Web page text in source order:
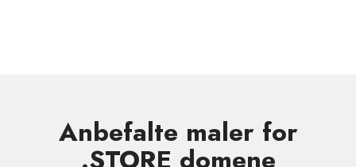
Anbefalte maler for